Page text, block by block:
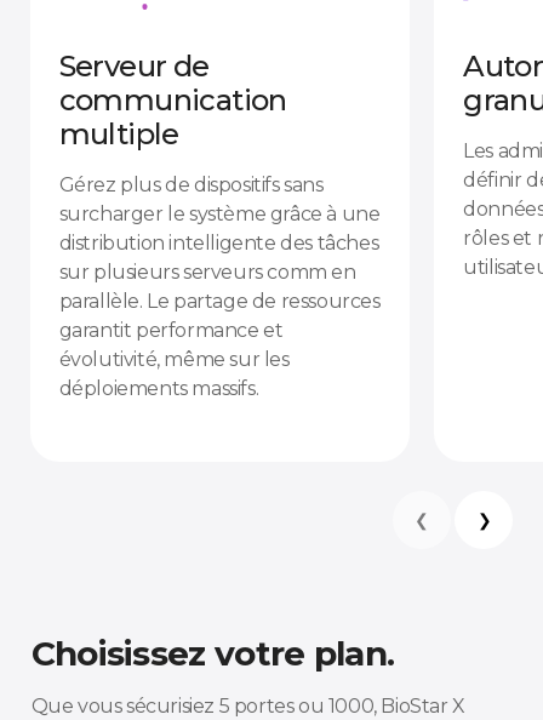
Serveur de
communication
multiple
Gérez plus de dispositifs sans
surcharger le système grâce à une
distribution intelligente des tâches
sur plusieurs serveurs comm en
parallèle. Le partage de ressources
garantit performance et
évolutivité, même sur les
déploiements massifs.
Les
définir
rôles et
❮ ❯
Choisissez votre plan.
Que vous sécurisiez 5 portes ou 1000, BioStar X